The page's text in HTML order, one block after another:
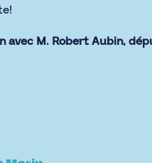
avec M. Robert Aubin,